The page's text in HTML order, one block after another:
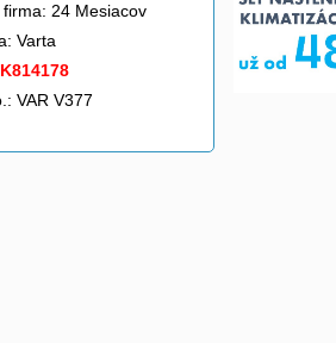
24 Mesiacov
Varta
VAR V377